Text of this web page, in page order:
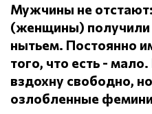
Мужчины не
(женщины)
нытьем. Постоянно
того, что есть - мало.
вздохну свободно,
озлобленные